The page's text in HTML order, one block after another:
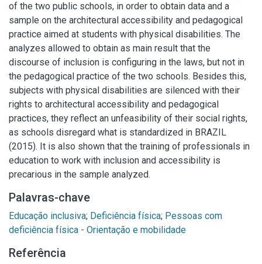
of the two public schools, in order to obtain data and a
sample on the architectural accessibility and pedagogical
practice aimed at students with physical disabilities. The
analyzes allowed to obtain as main result that the
discourse of inclusion is configuring in the laws, but not in
the pedagogical practice of the two schools. Besides this,
subjects with physical disabilities are silenced with their
rights to architectural accessibility and pedagogical
practices, they reflect an unfeasibility of their social rights,
as schools disregard what is standardized in BRAZIL
(2015). It is also shown that the training of professionals in
education to work with inclusion and accessibility is
precarious in the sample analyzed.
Palavras-chave
Educação inclusiva; Deficiência física; Pessoas com
deficiência física - Orientação e mobilidade
Referência